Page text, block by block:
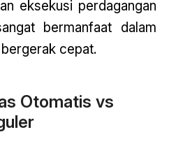
eksekusi perdagangan
bermanfaat dalam
cepat.
Otomatis vs